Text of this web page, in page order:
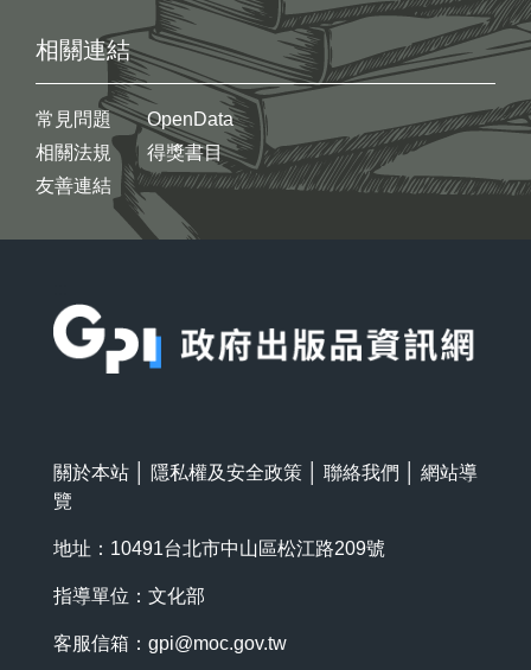
相關連結
常見問題
相關法規
友善連結
OpenData
得獎書目
關於本站 隱私權及安全政策 聯絡我們
網站導
覽
地址：10491台北市中山區松江路209號
指導單位：文化部
客服信箱： gpi@moc.gov.tw